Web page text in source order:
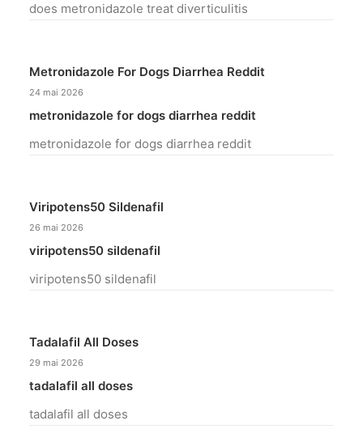
does metronidazole treat diverticulitis
Metronidazole For Dogs Diarrhea Reddit
24 mai 2026
metronidazole for dogs diarrhea reddit
metronidazole for dogs diarrhea reddit
Viripotens50 Sildenafil
26 mai 2026
viripotens50 sildenafil
viripotens50 sildenafil
Tadalafil All Doses
29 mai 2026
tadalafil all doses
tadalafil all doses